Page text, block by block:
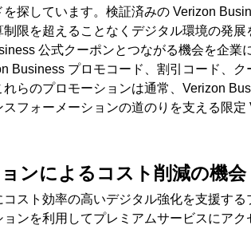
を探しています。検証済みの Verizon
限を超えることなくデジタル環境の発展
公式クーポンとつながる機会を企業
Business プロモコード、割引コード、
らのプロモーションは通常、 Verizon
フォーメーションの道のりを支える限定
ンによるコスト削減の機会
スト効率の高いデジタル強化を支援する
ンを利用してプレミアムサービスにアク